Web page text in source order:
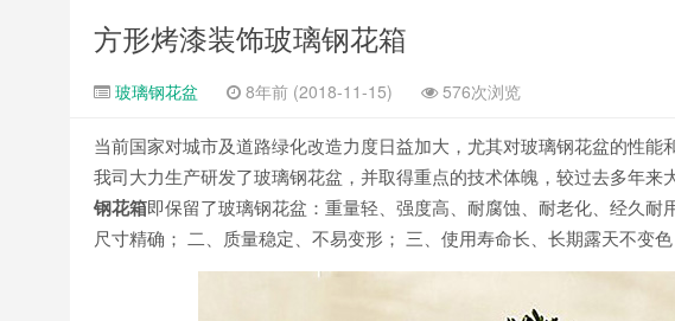
方形烤漆装饰玻璃钢花箱
玻璃钢花盆 8年前 (2018-11-15) 576次浏览
当前国家对城市及道路绿化改造力度日益加大，尤其对玻璃钢花盆的性能
我司大力生产研发了玻璃钢花盆，并取得重点的技术体魄，较过去多年来
钢花箱即保留了玻璃钢花盆：重量轻、强度高、耐腐蚀、耐老化、经久耐
尺寸精确； 二、质量稳定、不易变形； 三、使用寿命长、长期露天不变色